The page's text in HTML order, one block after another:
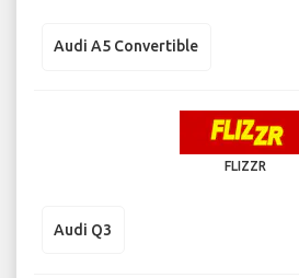
Audi A5 Convertible
FLIZZR
Audi Q3